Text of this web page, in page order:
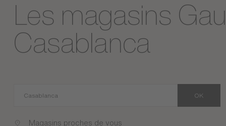
Les magasins
Casablanca
OK
Magasins proches de vous